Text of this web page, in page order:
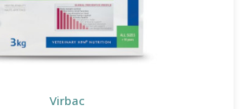
Virbac